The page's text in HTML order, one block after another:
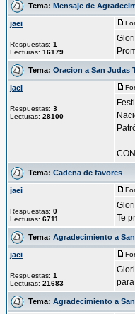
Tema: Mensaje de
jaei
Respuestas: 1
Lecturas: 16179
Tema: Oracion a San Judas
jaei
Respuestas: 3
Lecturas: 28100
Tema: Cadena de favores
jaei
Respuestas: 0
Lecturas: 6711
Te
Tema: Agradecimiento a
jaei
Respuestas: 1
Lecturas: 21683
Tema: Agradecimiento a